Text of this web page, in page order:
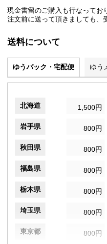
現金書留のご購入も行なってお
注文前に送って頂きましても、
送料について
ゆうパック・宅配便 ゆう
北海道 1,500円
岩手県 800円
秋田県 800円
福島県 800円
栃木県 800円
埼玉県 800円
東京都 800円